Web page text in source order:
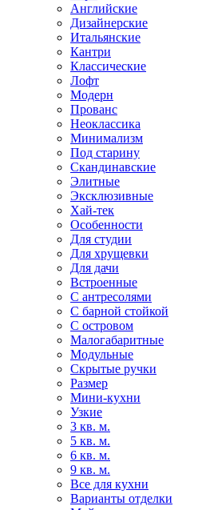
Английские
Дизайнерские
Итальянские
Кантри
Классические
Лофт
Модерн
Прованс
Неоклассика
Минимализм
Под старину
Скандинавские
Элитные
Эксклюзивные
Хай-тек
Особенности
Для студии
Для хрущевки
Для дачи
Встроенные
С антресолями
С барной стойкой
С островом
Малогабаритные
Модульные
Скрытые ручки
Размер
Мини-кухни
Узкие
3 кв. м.
5 кв. м.
6 кв. м.
9 кв. м.
Все для кухни
Варианты отделки